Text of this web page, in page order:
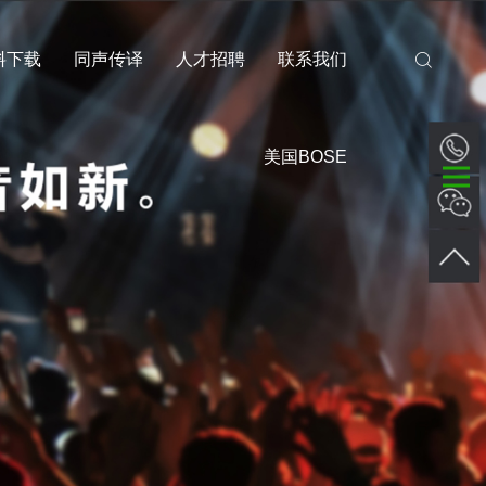
下载 同声传译 人才招聘 联系我们
美国BOSE